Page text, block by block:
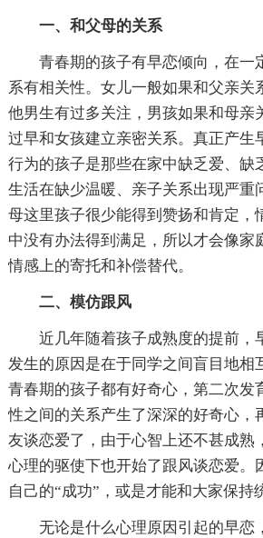
一、和父母的关系
青春期的孩子有早恋倾向，在一
系有相关性。女儿一般如果和父亲关
他男生有过多关注，男孩如果和母亲
过早和女孩建立亲密关系。真正产生
行为的孩子是那些在家中缺乏爱、缺
生活在缺少温暖、亲子关系出现严重
母这里孩子很少能得到赞扬和肯定，
中没有办法得到满足，所以才会像家
情感上的寄托和补偿替代。
二、模仿跟风
近几年随着孩子成熟度的提前，
发生的原因是在于同学之间盲目地相
青春期的孩子都有好奇心，第二次发
性之间的关系产生了深深的好奇心，
友谈恋爱了，由于心智上还不甚成熟
心理的驱使下也开始了跟风谈恋爱。
自己的“成功”，或是才能和大家保持
无论是什么心理原因引起的早恋